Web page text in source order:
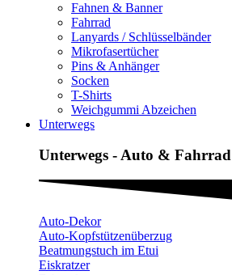
Fahnen & Banner
Fahrrad
Lanyards / Schlüsselbänder
Mikrofasertücher
Pins & Anhänger
Socken
T-Shirts
Weichgummi Abzeichen
Unterwegs
Unterwegs - Auto & Fahrrad
Auto-Dekor
Auto-Kopfstützenüberzug
Beatmungstuch im Etui
Eiskratzer